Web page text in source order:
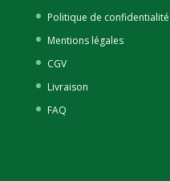
Politique de confidentialité
Mentions légales
CGV
Livraison
FAQ